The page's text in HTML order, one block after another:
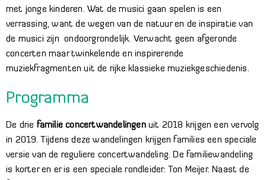
met jonge kinderen. Wat de musici gaan spelen is een
verrassing, want de wegen van de natuur en de inspiratie van
de musici zijn ondoorgrondelijk. Verwacht geen afgeronde
concerten maar twinkelende en inspirerende
muziekfragmenten uit de rijke klassieke muziekgeschiedenis.
Programma
De drie familie concertwandelingenuit 2018 krijgen een vervolg
in 2019. Tijdens deze wandelingen krijgen families een speciale
versie van de reguliere concertwandeling. De familiewandeling
is korter en er is een speciale rondleider: Ton Meijer. Naast de